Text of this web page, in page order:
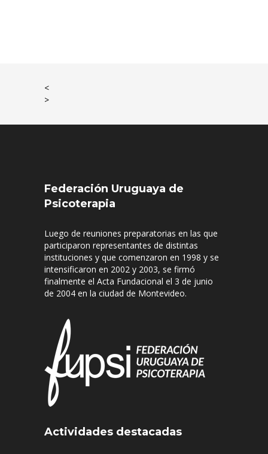
<
>
Federación Uruguaya de
Psicoterapia
Luego de reuniones preparatorias en las que
participaron representantes de distintas
instituciones y que comenzaron en 1998 y se
intensificaron en 2002 y 2003, se firmó
finalmente el Acta Fundacional el 3 de junio
de 2004 en la ciudad de Montevideo.
Actividades destacadas